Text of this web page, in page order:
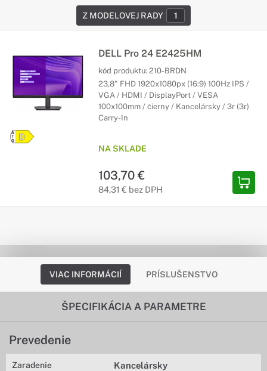
Z MODELOVEJ RADY 1
DELL Pro 24 E2425HM
kód produktu: 210-BRDN
23,8" FHD 1920x1080px (16:9) 100Hz IPS /
VGA / HDMI / DisplayPort / VESA
100x100mm / čierny / Kancelársky / 3r (3r)
Carry-In
NA SKLADE
103,70 €
84,31 € bez DPH
VIAC INFORMÁCIÍ PRÍSLUŠENSTVO
ŠPECIFIKÁCIA A PARAMETRE
Prevedenie
Zaradenie Kancelársky